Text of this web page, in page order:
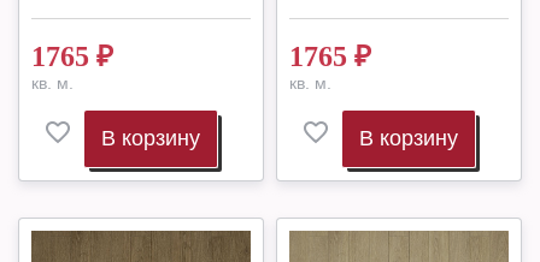
1765 ₽
кв. м.
В корзину
1765 ₽
кв. м.
В корзину